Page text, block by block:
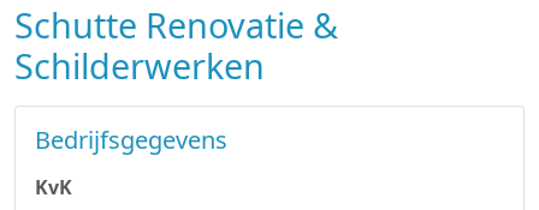
Schutte Renovatie &
Schilderwerken
Bedrijfsgegevens
KvK